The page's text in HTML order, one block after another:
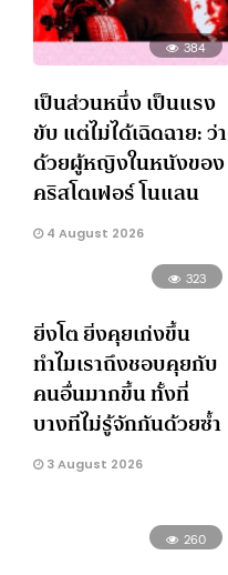
384
เป็นส่วนหนึ่ง เป็นแรง
ขับ แต่ไม่ได้เฉิดฉาย: ว่า
ด้วยผู้หญิงในหนังของ
คริสโตเฟอร์ โนแลน
4 August 2026
323
ยิ่งโต ยิ่งคุยเก่งขึ้น
ทำไมเราถึงชอบคุยกับ
คนอื่นมากขึ้น ทั้งที่
บางทีไม่รู้จักกันด้วยซ้ำ
3 August 2026
260